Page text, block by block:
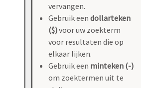
vervangen.
Gebruik een dollarteken
($)voor uw zoekterm
voor resultaten die op
elkaar lijken.
Gebruik een minteken (-)
om zoektermen uit te